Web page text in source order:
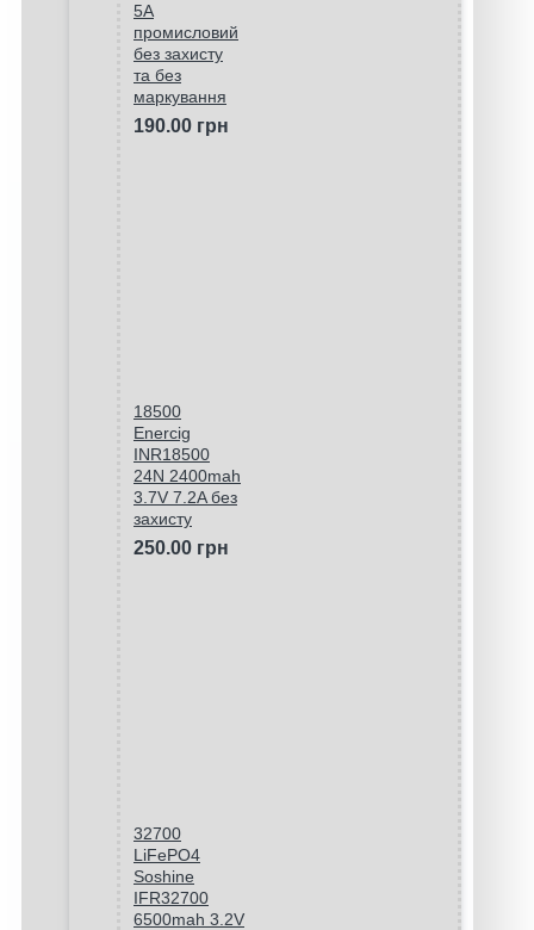
5A
промисловий
без захисту
та без
маркування
190.00 грн
18500
Enercig
INR18500
24N 2400mah
3.7V 7.2A без
захисту
250.00 грн
32700
LiFePO4
Soshine
IFR32700
6500mah 3.2V